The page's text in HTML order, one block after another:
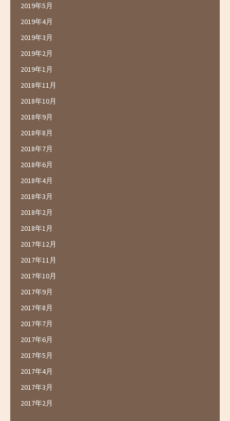
2019年5月
2019年4月
2019年3月
2019年2月
2019年1月
2018年11月
2018年10月
2018年9月
2018年8月
2018年7月
2018年6月
2018年4月
2018年3月
2018年2月
2018年1月
2017年12月
2017年11月
2017年10月
2017年9月
2017年8月
2017年7月
2017年6月
2017年5月
2017年4月
2017年3月
2017年2月